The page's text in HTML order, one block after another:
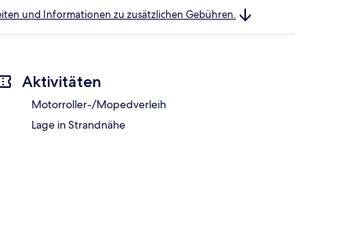
und Informationen zu zusätzlichen Gebühren.
Aktivitäten
Motorroller-/Mopedverleih
Lage in Strandnähe